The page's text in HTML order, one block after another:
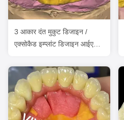
3 आकार दंत मुकुट डिजाइन /
एक्सोकैड इम्प्लांट डिजाइन आईएसओ